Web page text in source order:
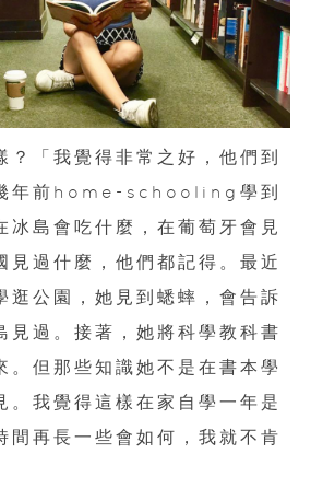
？「我覺得非常之好，他們到
年前home-schooling學到
冰島會吃什麼，在葡萄牙會見
見過什麼，他們都記得。最近
逛公園，她見到蟋蟀，會告訴
見過。接著，她將科學教科書
。但那些知識她不是在書本學
。我覺得這樣在家自學一年是
間再長一些會如何，我就不肯